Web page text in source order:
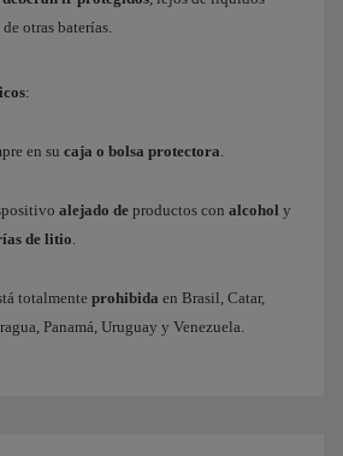
otras baterías.
:
en su caja o bolsa protectora.
alejado de productos con alcohol y
de litio.
totalmente prohibida en Brasil, Catar,
Panamá, Uruguay y Venezuela.